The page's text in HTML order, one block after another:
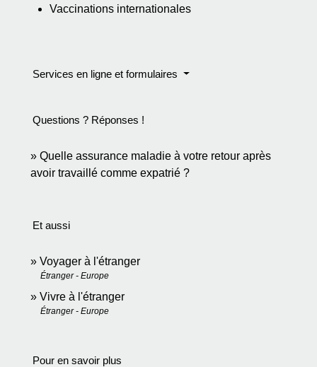
Vaccinations internationales
Services en ligne et formulaires
Questions ? Réponses !
Quelle assurance maladie à votre retour après
avoir travaillé comme expatrié ?
Et aussi
Voyager à l'étranger
Étranger - Europe
Vivre à l'étranger
Étranger - Europe
Pour en savoir plus